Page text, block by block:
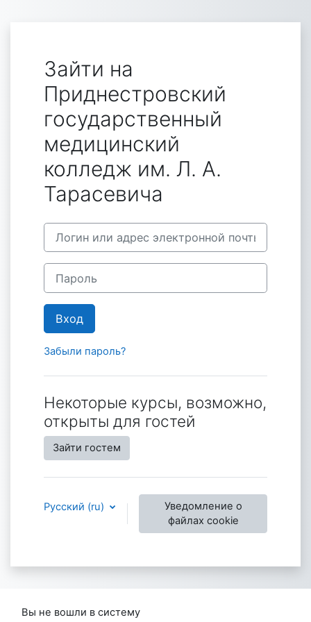
Зайти на
Приднестровский
государственный
медицинский
колледж им. Л. А.
Тарасевича
Логин или адрес электронной почты
Пароль
Вход
Забыли пароль?
Некоторые курсы, возможно,
открыты для гостей
Зайти гостем
Русский ‎(ru)‎
Уведомление о
файлах cookie
Вы не вошли в систему